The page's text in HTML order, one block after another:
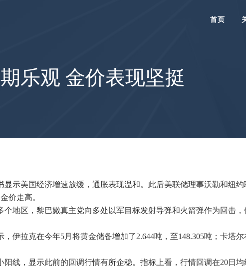
首页
乐观 金价表现坚挺
示美国经济增速放缓，通胀表现温和。此后美联储理事沃勒和纽
价走高。
地区，黎巴嫩真主党向多处以军目标发射导弹和火箭弹作为回击
伊拉克在今年5月将黄金储备增加了2.644吨，至148.305吨；卡塔
线，显示此前的回调行情有所企稳。指标上看，行情回调在20日